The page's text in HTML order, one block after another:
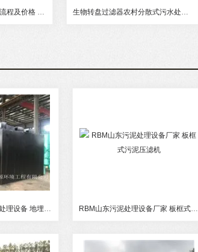
食品废水处理设备工艺流程及价格 制造废水处理设备 生物转盘过滤器农村分散式污水处理设备
RBA一体化医院污水处理设备 地埋医疗污水设备 RBM山东污泥处理设备厂家 板框式污泥压滤机